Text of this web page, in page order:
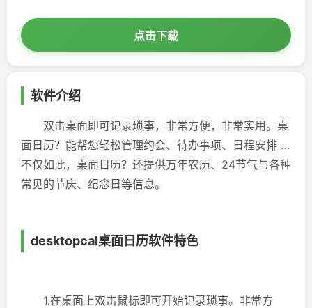
点击下载
软件介绍
双击桌面即可记录琐事，非常方便，非常实用。桌
面日历？能帮您轻松管理约会、待办事项、日程安排 …
不仅如此，桌面日历？还提供万年农历、24节气与各种
常见的节庆、纪念日等信息。
desktopcal桌面日历软件特色
1.在桌面上双击鼠标即可开始记录琐事。非常方